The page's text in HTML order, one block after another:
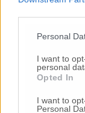
Personal
I want to
personal
Opted In
I want to
Personal
Commenti
Nessun